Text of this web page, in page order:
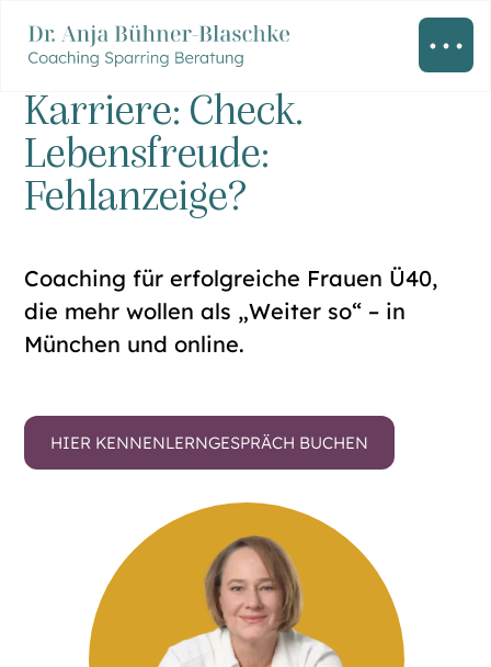
Karriere: Check.
Lebensfreude:
Fehlanzeige?
Coaching für erfolgreiche Frauen Ü40,
die mehr wollen als „Weiter so“ – in
München und online.
HIER KENNENLERNGESPRÄCH BUCHEN